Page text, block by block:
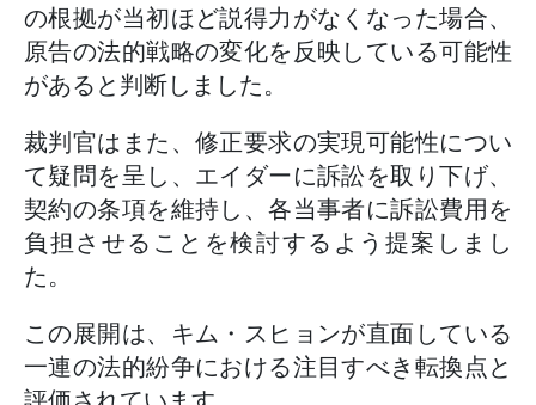
の根拠が当初ほど説得力がなくなった場合、
原告の法的戦略の変化を反映している可能性
があると判断しました。
裁判官はまた、修正要求の実現可能性につい
て疑問を呈し、エイダーに訴訟を取り下げ、
契約の条項を維持し、各当事者に訴訟費用を
負担させることを検討するよう提案しまし
た。
この展開は、キム・スヒョンが直面している
一連の法的紛争における注目すべき転換点と